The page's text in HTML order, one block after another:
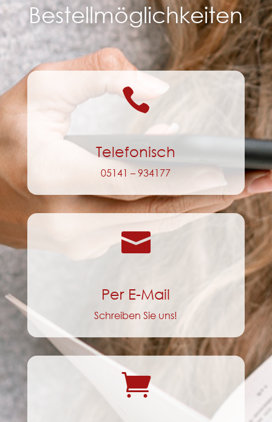
Bestellmöglichkeiten

Telefonisch
05141 – 934177

Per E-Mail
Schreiben Sie uns!
